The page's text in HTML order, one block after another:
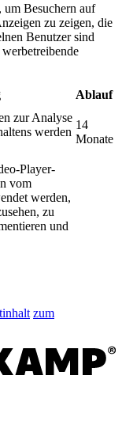
Besuchern auf
zu zeigen, die
Benutzer sind
Ablauf
zur Analyse
werden
14
Monate
Player-
vom
werden,
zu
und
zum